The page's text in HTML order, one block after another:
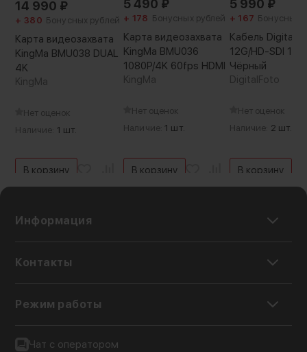
14 990 ₽
+ 380 Бонусных рублей
Карта видеозахвата
KingMa BMU038 DUAL
4K
KingMa
Нет оценок
Наличие: 1 шт.
В корзину
5 490 ₽
+ 178 Бонусных рублей
Карта видеозахвата
KingMa BMU036
1080P/4K 60fps HDMI
KingMa
Нет оценок
Наличие: 1 шт.
В корзину
5 990 ₽
+ 167 Бонусных
Кабель
12G/HD-SDI 10м
Чёрный
DigitalFoto
Нет оценок
Наличие: 2 шт.
В корзину
Информация
Контакты
Режим работы
Чат с оператором